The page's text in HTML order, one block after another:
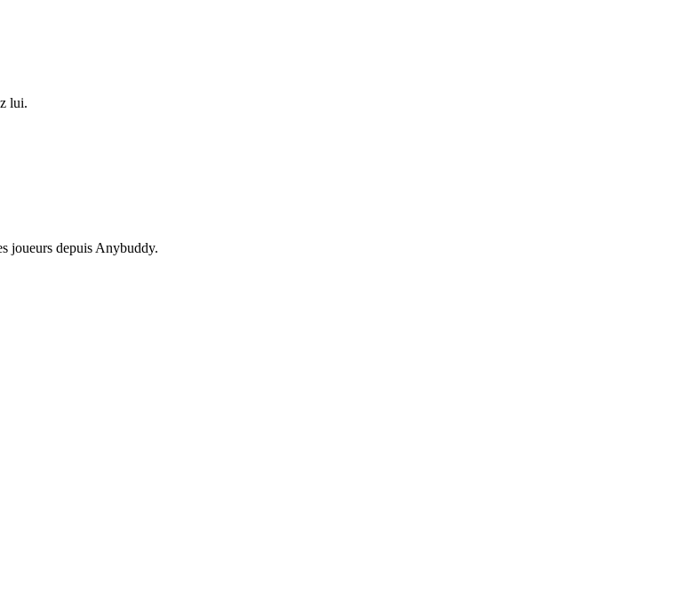
lui.
joueurs depuis Anybuddy.